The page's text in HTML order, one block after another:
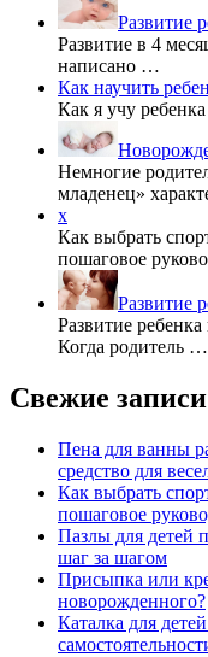
Развитие
Развитие в 4
написано …
Как научить
Как я учу
Немногие
младенец»
x
Как выбрать
пошаговое
Развитие
Развитие
Когда родитель …
Свежие записи
Пена для ванны
средство для
Как выбрать
пошаговое
Пазлы для детей
шаг за шагом
Присыпка или
новорожденного?
Каталка для